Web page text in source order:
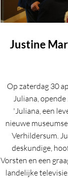
Justine
Op zaterdag 30
Juliana,
'Juliana, een
nieuwe
Verhildersum.
deskundige,
Vorsten en een
landelijke